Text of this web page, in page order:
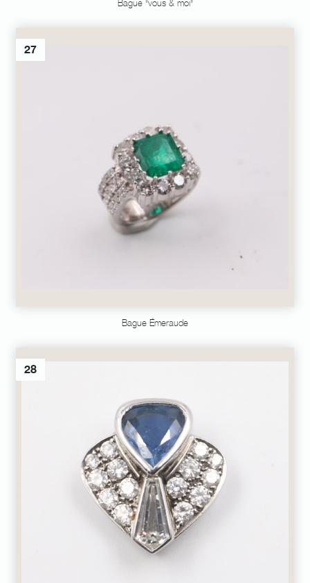
Bague "vous & moi"
27
Bague Émeraude
28